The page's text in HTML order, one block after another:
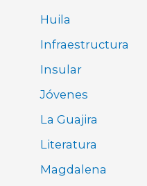
Huila
Infraestructura
Insular
Jóvenes
La Guajira
Literatura
Magdalena